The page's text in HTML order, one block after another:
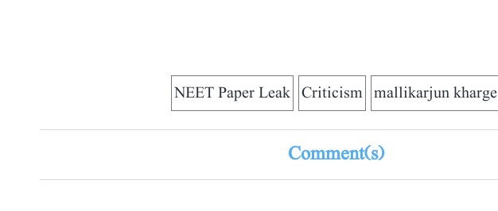
mallikarjun kharge
Criticism
NEET Paper Leak
Comment(s)